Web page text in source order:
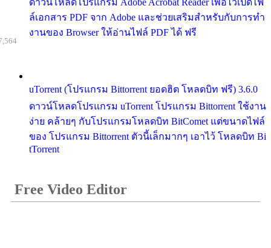
ดาวน์โหลดโปรแกรม Adobe Acrobat Reader เพื่อไว้เปิดไฟ
ล์เอกสาร PDF จาก Adobe และช่วยเสริมสำหรับกับการทำ
งานของ Browser ให้อ่านไฟล์ PDF ได้ ฟรี
uTorrent (โปรแกรม Bittorrent ยอดฮิต โหลดบิท ฟรี) 3.6.0
ดาวน์โหลดโปรแกรม uTorrent โปรแกรม Bittorrent ใช้งาน
ง่าย คล้ายๆ กับโปรแกรมโหลดบิท BitComet แต่ขนาดไฟล์
ของ โปรแกรม Bittorrent ตัวนี้เล็กมากๆ เอาไว้ โหลดบิท Bi
tTorrent
Free Video Editor